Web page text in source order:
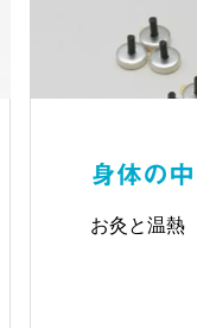
身体の
お灸と温熱